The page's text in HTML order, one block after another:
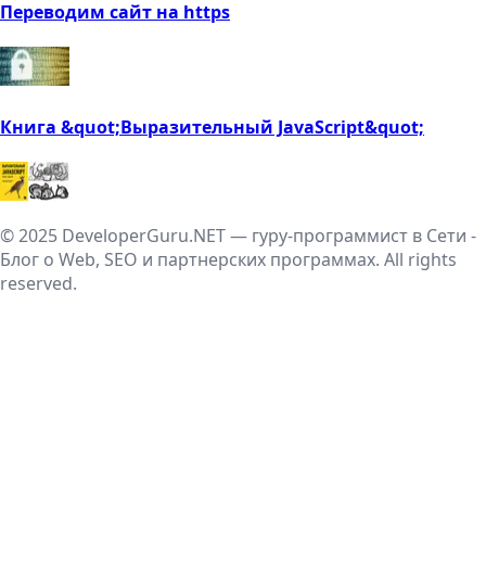
Переводим сайт на https
Книга &quot;Выразительный JavaScript&quot;
© 2025 DeveloperGuru.NET — гуру-программист в Сети -
Блог о Web, SEO и партнерских программах. All rights
reserved.